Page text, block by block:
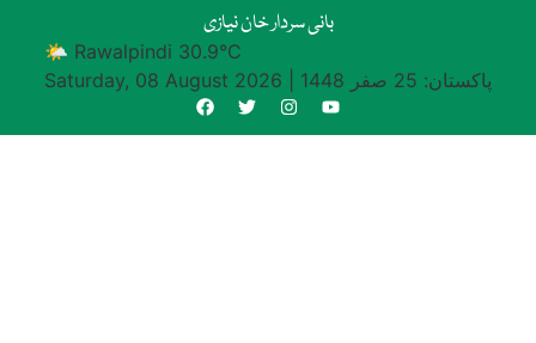
بانی سردار خان نیازی
🌤 Rawalpindi 30.9°C
Saturday, 08 August 2026
پاکستان: 25 صفر 1448